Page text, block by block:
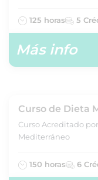
125 horas 5
Más info
Curso de Dieta
Curso Acreditado
Mediterráneo
150 horas 6